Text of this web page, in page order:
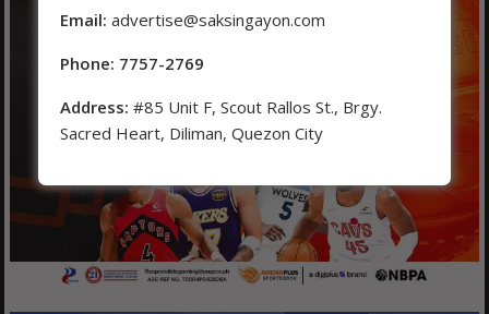
Email: advertise@saksingayon.com
Phone: 7757-2769
Address: #85 Unit F, Scout Rallos St., Brgy.
Sacred Heart, Diliman, Quezon City